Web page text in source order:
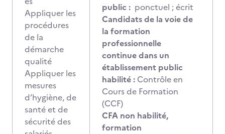
Appliquer les
procédures
de la
démarche
qualité
Appliquer les
mesures
d’hygiène, de
santé et de
sécurité des
public : ponctuel ; écrit
Candidats de la voie de
la formation
professionnelle
continue dans un
établissement public
habilité : Contrôle en
Cours de Formation
(CCF)
CFA non habilité,
formation